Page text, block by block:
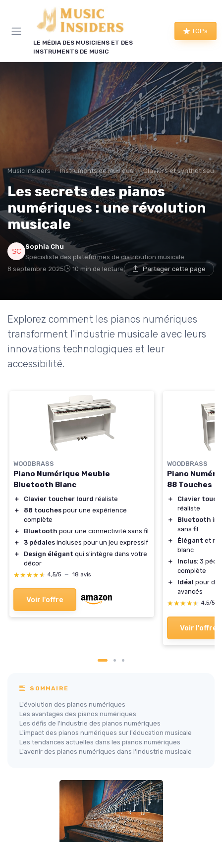
LE MÉDIA DES MUSICIENS ET DES
INSTRUMENTS DE MUSIC
TOPs
Music Insiders Instruments de Musique Claviers et synthétiseurs
Les secrets des pianos
numériques : une révolution
musicale
Sophia Chu
Spécialiste des plateformes de distribution musicale
8 septembre 2025
10 min de lecture Partager cette page
Explorez comment les pianos numériques
transforment l'industrie musicale avec leurs
innovations technologiques et leur
accessibilité.
WOODBRASS
Piano Numérique Meuble
Bluetooth Blanc
＋ Clavier toucher lourd réaliste
＋
88 touches pour une expérience
complète
＋
Bluetooth pour une connectivité sans fil
＋
3 pédales incluses pour un jeu expressif
＋
Design élégant qui s'intègre dans votre
décor
★★★★★
★★★★★ 4,5/5 — 18 avis
Voir l'offre
WOODBRASS
Piano
88 Touches
＋
Clavier
réaliste
＋
Bluetooth
sans fil
＋
Élégant et
blanc
＋
Inclus: 3
complète
＋
Idéal pour
avancés
★★★★★
★★★★★ 4,5/5
Voir l'offre
SOMMAIRE
L'évolution des pianos numériques
Les avantages des pianos numériques
Les défis de l'industrie des pianos numériques
L'impact des pianos numériques sur l'éducation musicale
Les tendances actuelles dans les pianos numériques
L'avenir des pianos numériques dans l'industrie musicale
Panneau de gestion des cookies